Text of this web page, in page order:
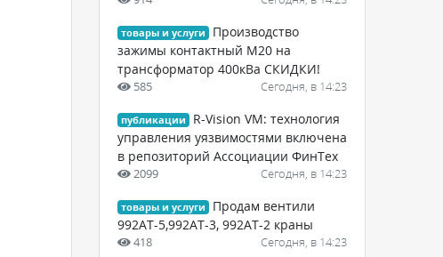
товары и услуги
Производство
зажимы контактный М20 на
трансформатор 400кВа СКИДКИ!
585 Сегодня, в 14:23
публикации
R-Vision VM: технология
управления уязвимостями включена
в репозиторий Ассоциации ФинТех
2099 Сегодня, в 14:23
товары и услуги
Продам вентили
992АТ-5,992АТ-3, 992АТ-2 краны
418 Сегодня, в 14:23